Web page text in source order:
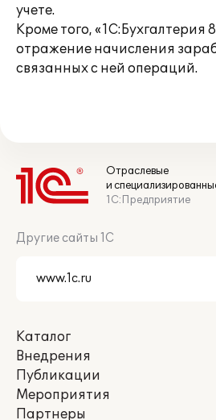
учете.
Кроме того, «1С:Бухгалтерия
отражение начисления
связанных с ней операций.
Отраслевые
и
1С:Предприятие
Другие сайты 1С
Каталог
Внедрения
Публикации
Мероприятия
Партнеры